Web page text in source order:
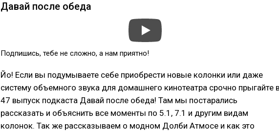
Давай после обеда
Подпишись, тебе не сложно, а нам приятно!
Йо! Если вы подумываете себе приобрести новые колонки или даже
систему объемного звука для домашнего кинотеатра срочно прыгайте
47 выпуск подкаста Давай после обеда! Там мы постарались
рассказать и объяснить все моменты по 5.1, 7.1 и другим видам
колонок. Так же рассказываем о модном Долби Атмосе и как это